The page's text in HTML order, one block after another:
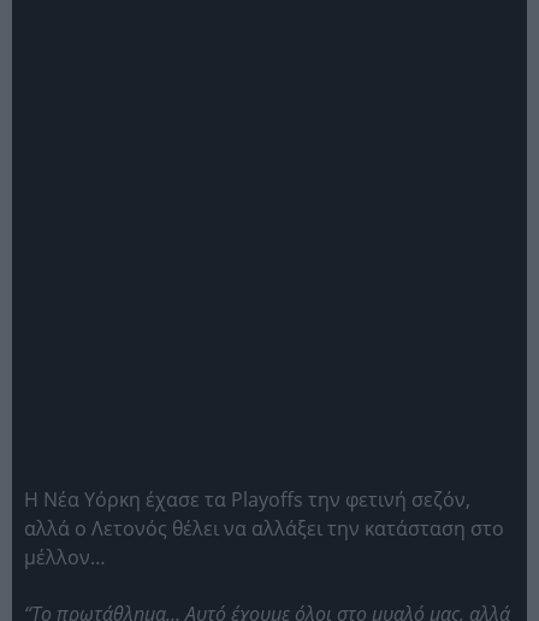
Η Νέα Υόρκη έχασε τα Playoffs την φετινή σεζόν,
αλλά ο Λετονός θέλει να αλλάξει την κατάσταση στο
μέλλον…
“Το πρωτάθλημα… Αυτό έχουμε όλοι στο μυαλό μας, αλλά